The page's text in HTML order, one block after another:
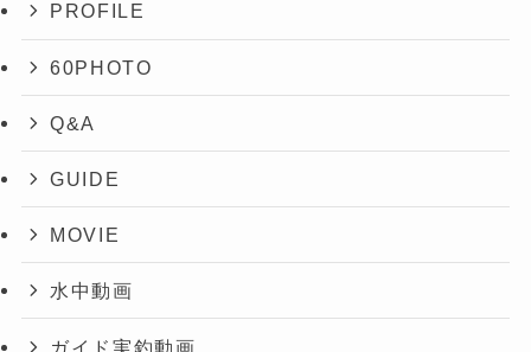
PROFILE
60PHOTO
Q&A
GUIDE
MOVIE
水中動画
ガイド実釣動画